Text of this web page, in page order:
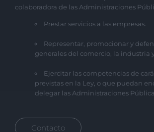
colaboradora de las Administraciones
Prestar servicios a las empresas.
Representar, promocionar y
generales del comercio, la industria
Ejercitar las competencias de
previstas en la Ley, o que puedan
delegar las Administraciones
Contacto